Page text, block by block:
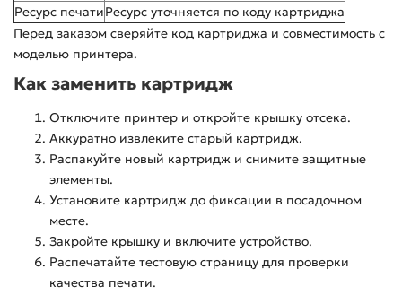
Ресурс печатиРесурс уточняется по коду картриджа
Перед заказом сверяйте код картриджа и совместимость с
моделью принтера.
Как заменить картридж
Отключите принтер и откройте крышку отсека.
Аккуратно извлеките старый картридж.
Распакуйте новый картридж и снимите защитные
элементы.
Установите картридж до фиксации в посадочном
месте.
Закройте крышку и включите устройство.
Распечатайте тестовую страницу для проверки
качества печати.